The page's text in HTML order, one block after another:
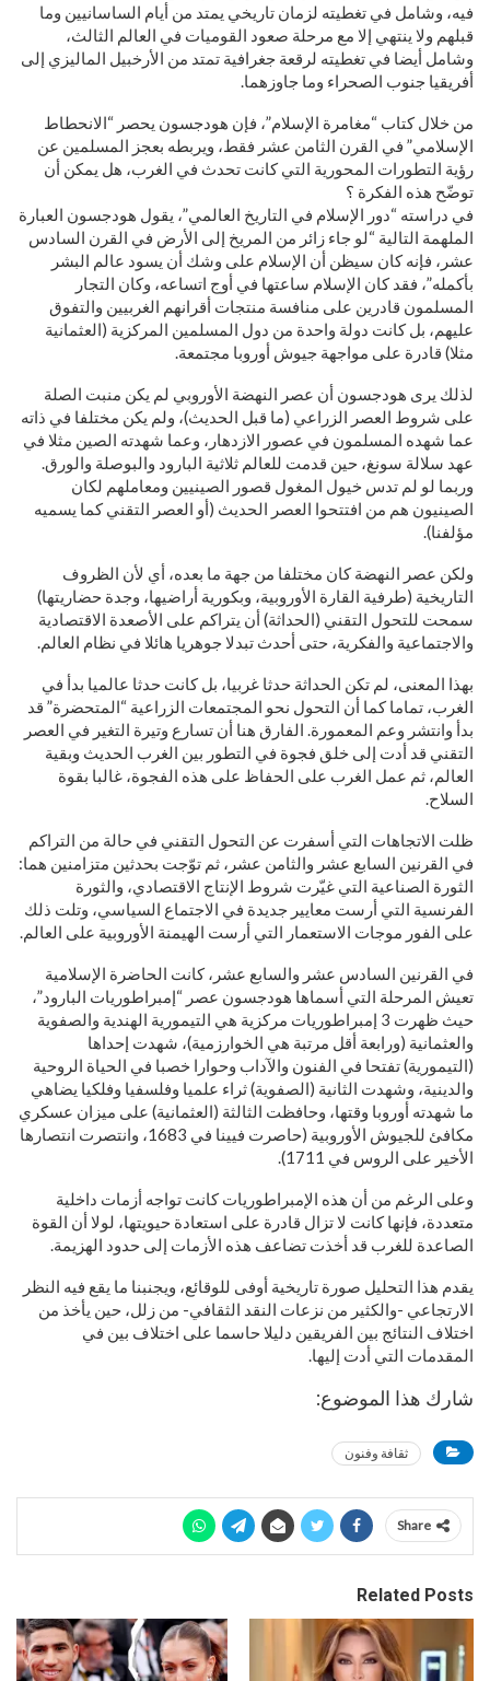
فيه، وشامل في تغطيته لزمان تاريخي يمتد من أيام الساسانيين وما
قبلهم ولا ينتهي إلا مع مرحلة صعود القوميات في العالم الثالث،
وشامل أيضا في تغطيته لرقعة جغرافية تمتد من الأرخبيل الماليزي إلى
أفريقيا جنوب الصحراء وما جاوزهما.
من خلال كتاب “مغامرة الإسلام”، فإن هودجسون يحصر “الانحطاط
الإسلامي” في القرن الثامن عشر فقط، ويربطه بعجز المسلمين عن
رؤية التطورات المحورية التي كانت تحدث في الغرب، هل يمكن أن
توضّح هذه الفكرة ؟
في دراسته “دور الإسلام في التاريخ العالمي”، يقول هودجسون العبارة
الملهمة التالية “لو جاء زائر من المريخ إلى الأرض في القرن السادس
عشر، فإنه كان سيظن أن الإسلام على وشك أن يسود عالم البشر
بأكمله”، فقد كان الإسلام ساعتها في أوج اتساعه، وكان التجار
المسلمون قادرين على منافسة منتجات أقرانهم الغربيين والتفوق
عليهم، بل كانت دولة واحدة من دول المسلمين المركزية (العثمانية
مثلا) قادرة على مواجهة جيوش أوروبا مجتمعة.
لذلك يرى هودجسون أن عصر النهضة الأوروبي لم يكن منبت الصلة
على شروط العصر الزراعي (ما قبل الحديث)، ولم يكن مختلفا في ذاته
عما شهده المسلمون في عصور الازدهار، وعما شهدته الصين مثلا في
عهد سلالة سونغ، حين قدمت للعالم ثلاثية البارود والبوصلة والورق.
وربما لو لم تدس خيول المغول قصور الصينيين ومعاملهم لكان
الصينيون هم من افتتحوا العصر الحديث (أو العصر التقني كما يسميه
مؤلفنا).
ولكن عصر النهضة كان مختلفا من جهة ما بعده، أي لأن الظروف
التاريخية (طرفية القارة الأوروبية، وبكورية أراضيها، وجدة حضاريتها)
سمحت للتحول التقني (الحداثة) أن يتراكم على الأصعدة الاقتصادية
والاجتماعية والفكرية، حتى أحدث تبدلا جوهريا هائلا في نظام العالم.
بهذا المعنى، لم تكن الحداثة حدثا غربيا، بل كانت حدثا عالميا بدأ في
الغرب، تماما كما أن التحول نحو المجتمعات الزراعية “المتحضرة” قد
بدأ وانتشر وعم المعمورة. الفارق هنا أن تسارع وتيرة التغير في العصر
التقني قد أدت إلى خلق فجوة في التطور بين الغرب الحديث وبقية
العالم، ثم عمل الغرب على الحفاظ على هذه الفجوة، غالبا بقوة
السلاح.
ظلت الاتجاهات التي أسفرت عن التحول التقني في حالة من التراكم
في القرنين السابع عشر والثامن عشر، ثم توّجت بحدثين متزامنين هما:
الثورة الصناعية التي غيّرت شروط الإنتاج الاقتصادي، والثورة
الفرنسية التي أرست معايير جديدة في الاجتماع السياسي، وتلت ذلك
على الفور موجات الاستعمار التي أرست الهيمنة الأوروبية على العالم.
في القرنين السادس عشر والسابع عشر، كانت الحاضرة الإسلامية
تعيش المرحلة التي أسماها هودجسون عصر “إمبراطوريات البارود”،
حيث ظهرت 3 إمبراطوريات مركزية هي التيمورية الهندية والصفوية
والعثمانية (ورابعة أقل مرتبة هي الخوارزمية)، شهدت إحداها
(التيمورية) تفتحا في الفنون والآداب وحوارا خصبا في الحياة الروحية
والدينية، وشهدت الثانية (الصفوية) ثراء علميا وفلسفيا وفلكيا يضاهي
ما شهدته أوروبا وقتها، وحافظت الثالثة (العثمانية) على ميزان عسكري
مكافئ للجيوش الأوروبية (حاصرت فيينا في 1683، وانتصرت انتصارها
الأخير على الروس في 1711).
وعلى الرغم من أن هذه الإمبراطوريات كانت تواجه أزمات داخلية
متعددة، فإنها كانت لا تزال قادرة على استعادة حيويتها، لولا أن القوة
الصاعدة للغرب قد أخذت تضاعف هذه الأزمات إلى حدود الهزيمة.
يقدم هذا التحليل صورة تاريخية أوفى للوقائع، ويجنبنا ما يقع فيه النظر
الارتجاعي -والكثير من نزعات النقد الثقافي- من زلل، حين يأخذ من
اختلاف النتائج بين الفريقين دليلا حاسما على اختلاف بين في
المقدمات التي أدت إليها.
شارك هذا الموضوع:
ثقافة وفنون
Share
Related Posts